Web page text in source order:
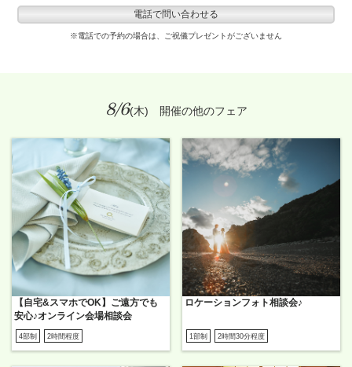
電話で問い合わせる
※電話での予約の場合は、ご祝儀プレゼントがございません
8/6(木) 開催の他のフェア
【自宅&スマホでOK】ご遠方でも
安心♪オンライン会場相談会
4部制 2時間程度
ロケーションフォト相談会♪
1部制 2時間30分程度